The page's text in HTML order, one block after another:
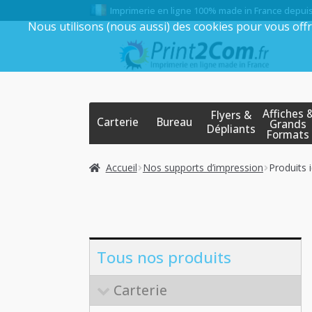
Imprimerie en ligne 100% made in France
Aller
à
la
Aller
au
contenu
Carterie Bureau
Flyers &
Dépliants
Affiches
Grands
Formats
Accueil Nos supports d’impression Produits
Tous nos produits
Carterie
Nous utilisons (nous aussi) des cookies pour vous